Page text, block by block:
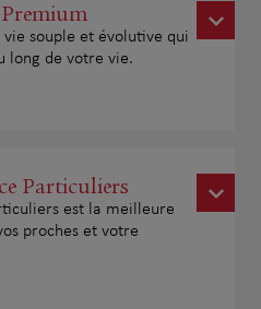
vie souple et évolutive qui
long de votre vie.
Particuliers
est la meilleure
proches et votre